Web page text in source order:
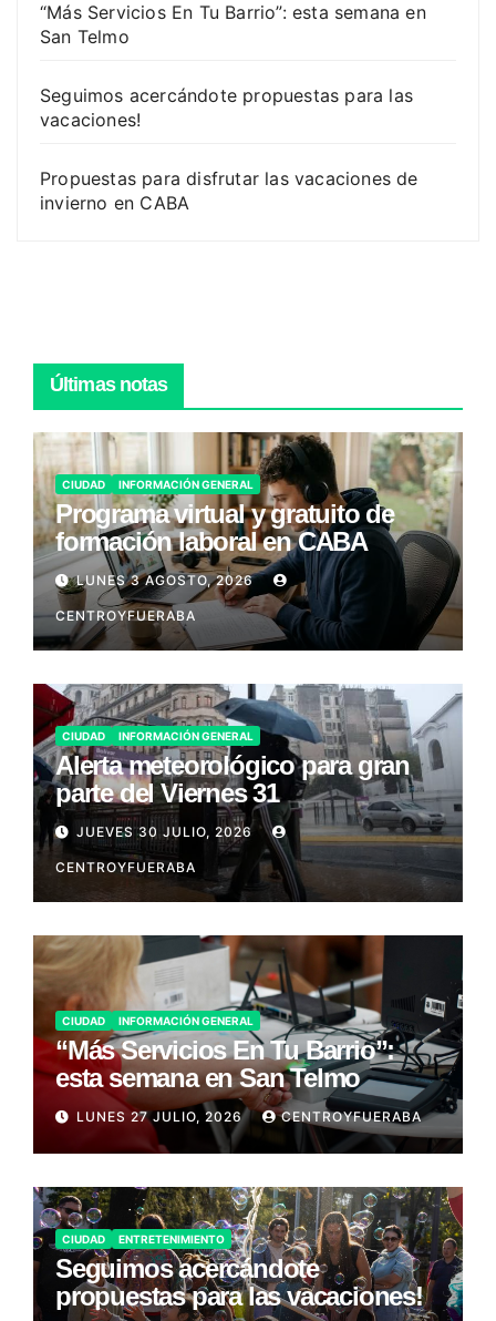
“Más Servicios En Tu Barrio”: esta semana en
San Telmo
Seguimos acercándote propuestas para las
vacaciones!
Propuestas para disfrutar las vacaciones de
invierno en CABA
Últimas notas
CIUDAD INFORMACIÓN GENERAL
Programa virtual y gratuito de
formación laboral en CABA
LUNES 3 AGOSTO, 2026
CENTROYFUERABA
CIUDAD INFORMACIÓN GENERAL
Alerta meteorológico para gran
parte del Viernes 31
JUEVES 30 JULIO, 2026
CENTROYFUERABA
CIUDAD INFORMACIÓN GENERAL
“Más Servicios En Tu Barrio”:
esta semana en San Telmo
LUNES 27 JULIO, 2026 CENTROYFUERABA
CIUDAD ENTRETENIMIENTO
Seguimos acercándote
propuestas para las vacaciones!